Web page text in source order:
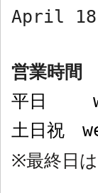
April
営業時間
平日
土日祝
※最終日は